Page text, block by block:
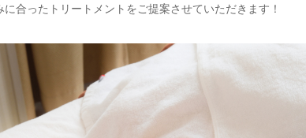
に合ったトリートメントをご提案させていただきます！